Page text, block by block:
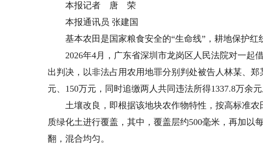
本报记者 唐 荣
本报通讯员 张建国
基本农田是国家粮食安全的“生命线”，耕地保护红
2026年4月，广东省深圳市龙岗区人民法院对一起
出判决，以非法占用农用地罪分别判处被告人林某、
元、150万元，同时追缴两人共同违法所得1337.8万余元
土壤改良，即根据该地块农作物特性，按高标准农
质绿化土进行覆盖，其中，覆盖层约500毫米，再加以
翻，混合均匀。